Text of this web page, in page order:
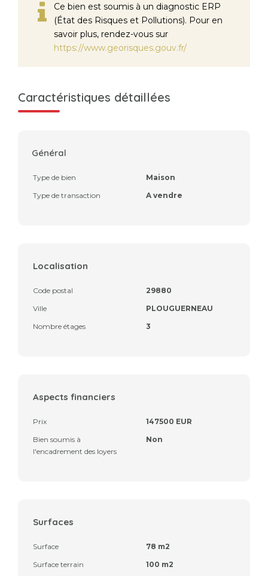
Ce bien est soumis à un diagnostic ERP
(État des Risques et Pollutions). Pour en
savoir plus, rendez-vous sur
https://www.georisques.gouv.fr/
Caractéristiques détaillées
Général
Type de bien
Maison
Type de transaction
A vendre
Localisation
Code postal
29880
Ville
PLOUGUERNEAU
Nombre étages
3
Aspects financiers
Prix
147500 EUR
Bien soumis à
l'encadrement des loyers
Non
Surfaces
Surface
78 m2
Surface terrain
100 m2